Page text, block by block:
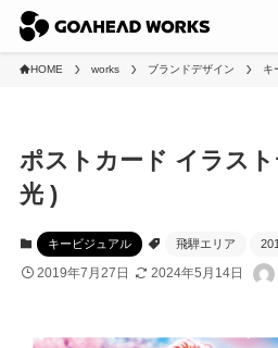
HOME works ブランドデザイン キ
ポストカード イラス
光 )
キービジュアル 飛騨エリア
2019年7月27日 2024年5月14日